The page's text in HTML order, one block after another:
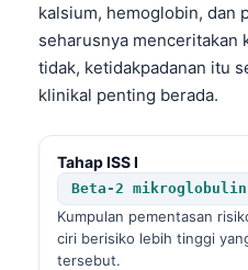
kalsium, hemoglobin, dan
seharusnya menceritakan
tidak, ketidakpadanan itu
klinikal penting berada.
Tahap ISS I
Beta-2
Kumpulan pementasan
ciri berisiko lebih tinggi
tersebut.
O‘zbekcha
Català
Қазақ тілі
Suomi
Hrvatski
Slovenčina
كوردی‎